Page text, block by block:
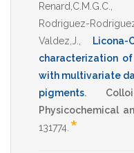
Renard,C.M.G.C.
Rodriguez-
Valdez,J.
Licona-
characterization
with multivariate
pigments.
Physicochemical
131774 *